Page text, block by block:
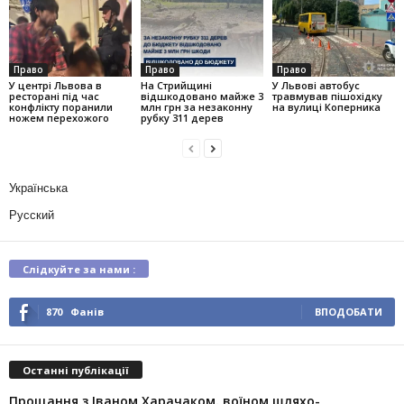
Право
У центрі Львова в
ресторані під час
конфлікту поранили
ножем перехожого
Право
На Стрийщині
відшкодовано майже 3
млн грн за незаконну
рубку 311 дерев
Право
У Львові автобус
травмував пішохідку
на вулиці Коперника
Українська
Русский
Слідкуйте за нами :
870 Фанів ВПОДОБАТИ
Останні публікації